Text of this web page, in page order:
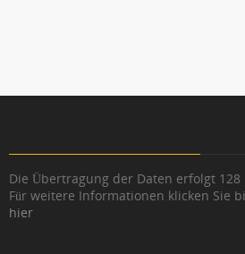
Die Übertragung der Daten erfolgt 128
Für weitere Informationen klicken Sie
hier